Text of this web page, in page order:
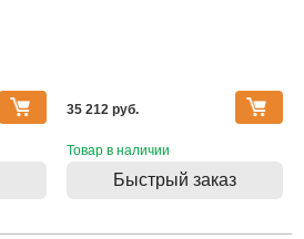
35 212 pуб.
Товар в наличии
Быстрый заказ